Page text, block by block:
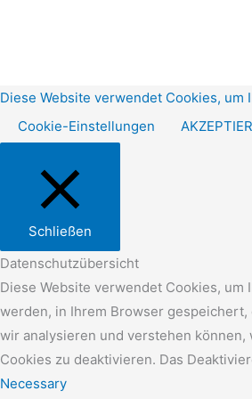
Diese Website verwendet Cookies,
Cookie-Einstellungen
Schließen
Datenschutzübersicht
Diese Website verwendet Cookies,
werden, in Ihrem Browser
wir analysieren und verstehen
Cookies zu deaktivieren. Das
Necessary